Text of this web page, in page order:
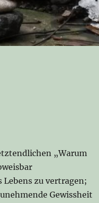
„Warum
Lebens zu vertragen;
Gewissheit